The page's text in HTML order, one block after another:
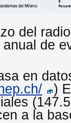
del
de
en
)
a la